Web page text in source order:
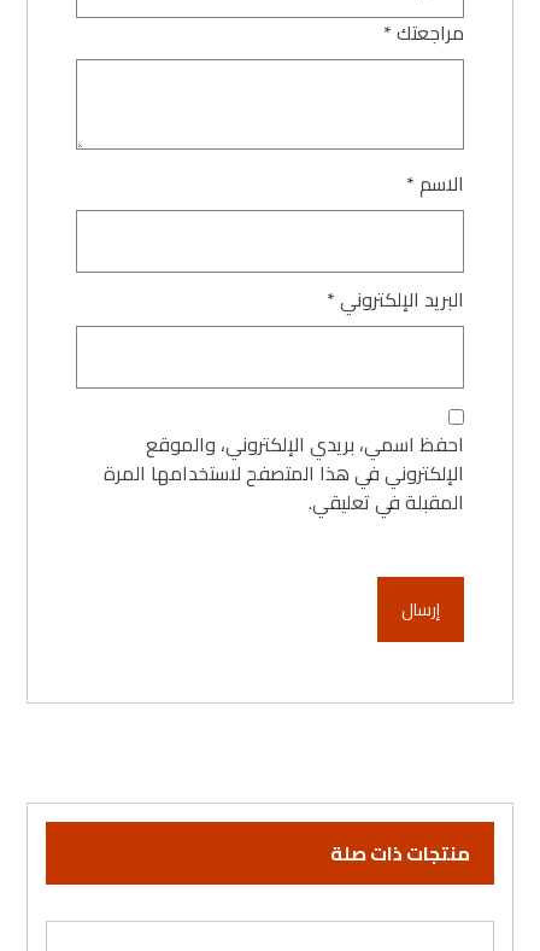
مراجعتك*
الاسم*
البريد الإلكتروني*
احفظ اسمي، بريدي الإلكتروني، والموقع
الإلكتروني في هذا المتصفح لاستخدامها المرة
المقبلة في تعليقي.
منتجات ذات صلة